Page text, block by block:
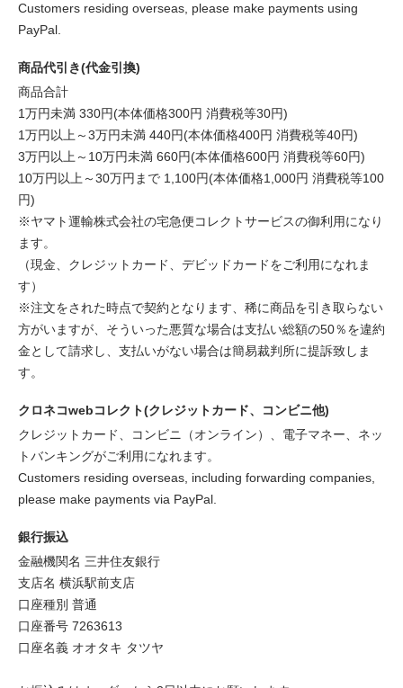
Customers residing overseas, please make payments using
PayPal.
商品代引き(代金引換)
商品合計
1万円未満 330円(本体価格300円 消費税等30円)
1万円以上～3万円未満 440円(本体価格400円 消費税等40円)
3万円以上～10万円未満 660円(本体価格600円 消費税等60円)
10万円以上～30万円まで 1,100円(本体価格1,000円 消費税等100
円)
※ヤマト運輸株式会社の宅急便コレクトサービスの御利用になり
ます。
（現金、クレジットカード、デビッドカードをご利用になれま
す）
※注文をされた時点で契約となります、稀に商品を引き取らない
方がいますが、そういった悪質な場合は支払い総額の50％を違約
金として請求し、支払いがない場合は簡易裁判所に提訴致しま
す。
クロネコwebコレクト(クレジットカード、コンビニ他)
クレジットカード、コンビニ（オンライン）、電子マネー、ネッ
トバンキングがご利用になれます。
Customers residing overseas, including forwarding companies,
please make payments via PayPal.
銀行振込
金融機関名 三井住友銀行
支店名 横浜駅前支店
口座種別 普通
口座番号 7263613
口座名義 オオタキ タツヤ